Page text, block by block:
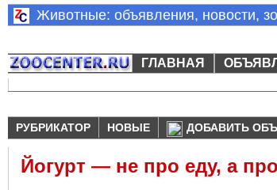
Животные: объявления, новости,
ГЛАВНАЯ
РУБРИКАТОР
НОВЫЕ ДОБАВИТЬ
Йогурт — не про еду, а